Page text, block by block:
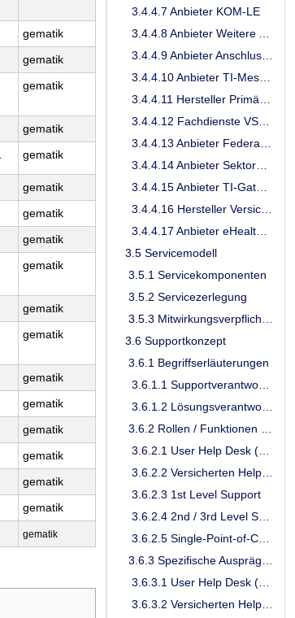
3.4.4.7 Anbieter KOM-LE
3.5 Servicemodell
3.5.1 Servicekomponenten
3.5.2 Servicezerlegung
3.6 Supportkonzept
3.6.1 Begriffserläuterungen
3.6.2.3 1st Level Support
gematik
gematik
gematik
gematik
gematik
gematik
gematik
gematik
gematik
gematik
gematik
gematik
gematik
gematik
gematik
gematik
gematik
gematik